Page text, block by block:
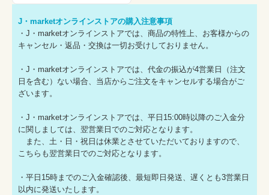
J・marketオンラインストアの購入注意事項
・J・marketオンラインストアでは、商品の特性上、お客様からの
キャンセル・返品・交換は一切お受けしておりません。
・J・marketオンラインストアでは、代金の振込が4営業日（注文
日を含む）ない場合、当店からご注文をキャンセルする場合がご
ざいます。
・J・marketオンラインストアでは、平日15:00時以降のご入金分
に関しましては、翌営業日でのご対応となります。
また、土・日・祝日は休業とさせていただいておりますので、
こちらも翌営業日でのご対応となります。
・平日15時までのご入金確認後、最短即日発送、遅くとも3営業日
以内に発送いたします。